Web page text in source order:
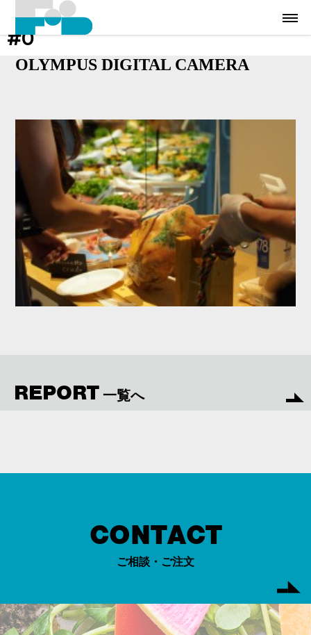
#0
OLYMPUS DIGITAL CAMERA
REPORT 一覧へ
CONTACT
ご相談・ご注文